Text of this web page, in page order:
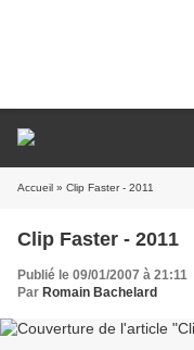
Accueil » Clip Faster - 2011
Clip Faster - 2011
Publié le 09/01/2007 à 21:11
Par Romain Bachelard